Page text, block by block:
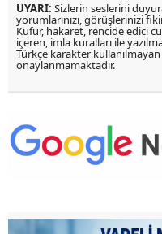
UYARI: Sizlerin seslerini
yorumlarınızı, görüşlerinizi
Küfür, hakaret, rencide edici
içeren, imla kuralları ile
Türkçe karakter
onaylanmamaktadır.